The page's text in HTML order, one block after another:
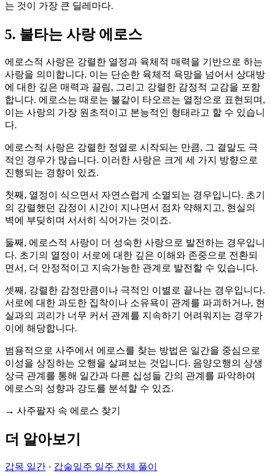
는 것이 가장 큰 딜레마다.
5. 불타는 사랑 에로스
에로스적 사랑은 강렬한 열정과 육체적 매력을 기반으로 하는
사랑을 의미합니다. 이는 단순한 육체적 욕망을 넘어서 상대방
에 대한 깊은 매력과 끌림, 그리고 강렬한 감정적 교감을 포함
합니다. 에로스는 때로는 불같이 타오르는 열정으로 표현되며,
이는 사랑의 가장 원초적이고 본능적인 형태라고 할 수 있습니
다.
에로스적 사랑은 강렬한 정열로 시작되는 만큼, 그 결말도 극
적인 경우가 많습니다. 이러한 사랑은 크게 세 가지 방향으로
진행되는 경향이 있죠.
첫째, 열정이 식으면서 자연스럽게 소멸되는 경우입니다. 초기
의 강렬했던 감정이 시간이 지나면서 점차 약해지고, 현실의
벽에 부딪히며 서서히 식어가는 것이죠.
둘째, 에로스적 사랑이 더 성숙한 사랑으로 발전하는 경우입니
다. 초기의 열정이 서로에 대한 깊은 이해와 존중으로 전환되
면서, 더 안정적이고 지속가능한 관계로 발전할 수 있습니다.
셋째, 강렬한 감정만큼이나 극적인 이별로 끝나는 경우입니다.
서로에 대한 과도한 집착이나 소유욕이 관계를 파괴하거나, 현
실과의 괴리가 너무 커서 관계를 지속하기 어려워지는 경우가
이에 해당합니다.
범용적으로 사주에서 에로스를 찾는 방법은 일간을 중심으로
이성을 상징하는 오행을 살펴보는 것입니다. 음양오행의 상생
상극 관계를 통해 일간과 다른 십성들 간의 관계를 파악하여
에로스의 성향과 강도를 분석할 수 있죠.
→ 사주팔자 속 에로스 찾기
더 알아보기
갑목 일간 · 갑술일주 일주 전체 풀이